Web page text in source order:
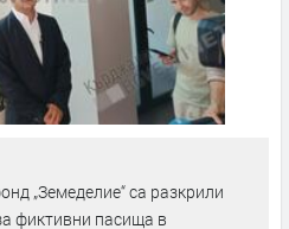
„Земеделие“ са разкрили
фиктивни пасища в